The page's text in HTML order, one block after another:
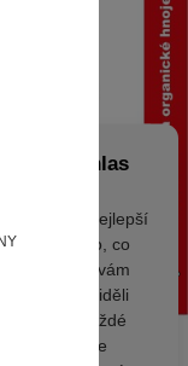
(souhlas
bylo co nejlepší
našli to, co
se vám
web viděli
se pokaždé
souhlas se